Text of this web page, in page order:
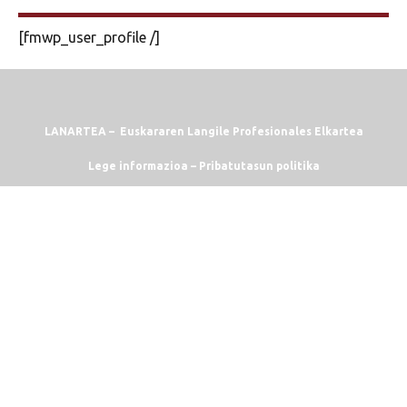
[fmwp_user_profile /]
LANARTEA – Euskararen Langile Profesionales Elkartea
Lege informazioa – Pribatutasun politika